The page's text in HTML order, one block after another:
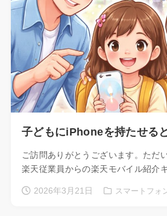
子どもにiPhoneを持たせる
ご訪問ありがとうございます。ただ
楽天従業員からの楽天モバイル紹介
2026年3月21日 スマートフォ